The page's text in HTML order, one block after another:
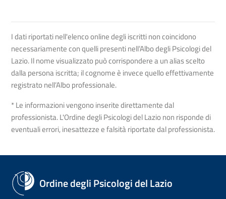
I dati riportati nell'elenco online degli iscritti non coincidono
necessariamente con quelli presenti nell’Albo degli Psicologi del
Lazio. Il nome visualizzato può corrispondere a un alias scelto
dalla persona iscritta; il cognome è invece quello effettivamente
registrato nell’Albo professionale.
* Le informazioni vengono inserite direttamente dal
professionista. L'Ordine degli Psicologi del Lazio non risponde di
eventuali errori, inesattezze e falsità riportate dal professionista.
Ordine degli Psicologi del Lazio